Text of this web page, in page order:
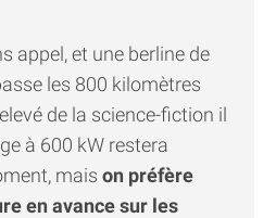
appel, et une berline de
les 800 kilomètres
de la science-fiction il
à 600 kW restera
mais on préfère
en avance sur les